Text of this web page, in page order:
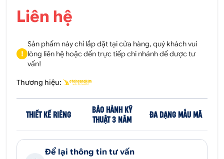
Liên hệ
!
Sản phẩm này chỉ lắp đặt tại cửa hàng, quý khách vui
lòng liên hệ hoặc đến trực tiếp chi nhánh để được tư
vấn!
Thương hiệu:
THIẾT KẾ RIÊNG
BẢO HÀNH KỸ
THUẬT 3 NĂM
ĐA DẠNG MẪU MÃ
Để lại thông tin tư vấn